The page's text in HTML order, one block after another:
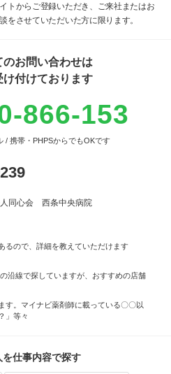
トからご登録いただき、ご来社またはお
をさせていただいた方に限ります。
お問い合わせは
け付けております
866-153
/ 携帯・PHPSからでもOKです
同心会 西条中央病院
るので、詳細を教えていただけます
沿線で探していますが、おすすめの店舗
す。マイナビ薬剤師に載っている〇〇以
」等々
仕事内容で探す